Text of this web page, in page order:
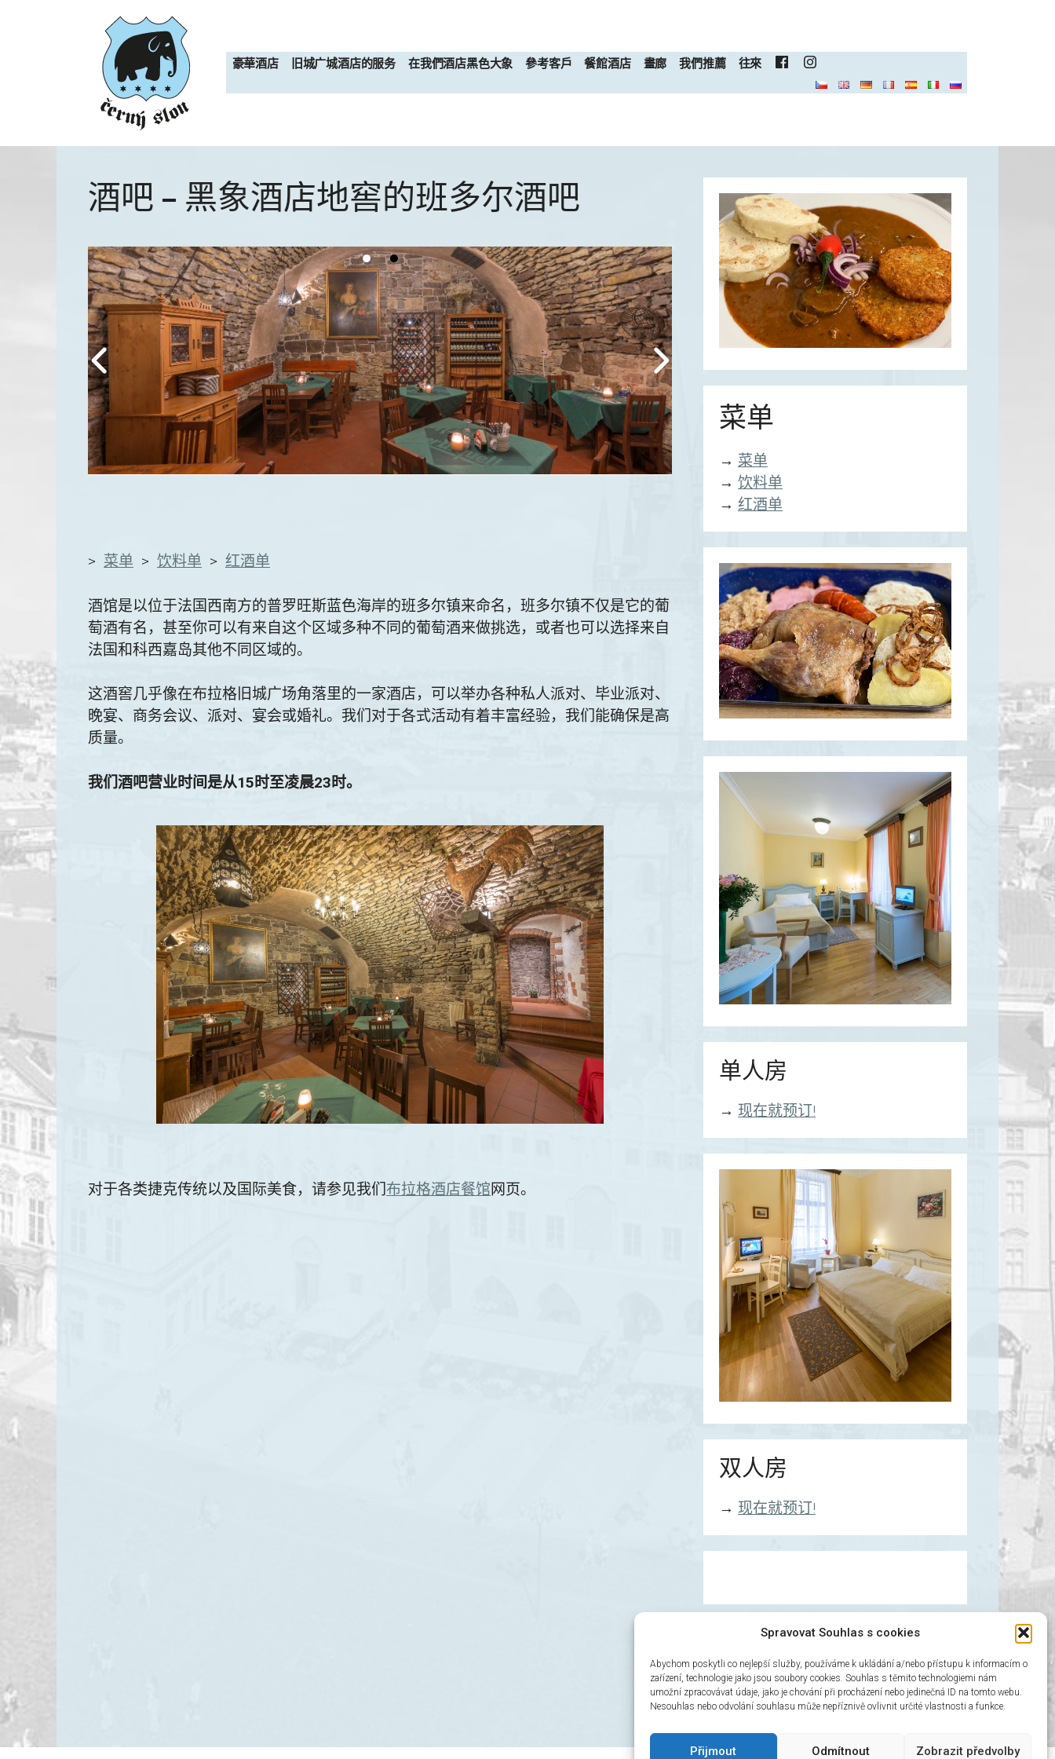
Spravovat Souhlas s cookies
Abychom poskytli co nejlepší služby, používáme k ukládání a/nebo přístupu k informacím o
zařízení, technologie jako jsou soubory cookies. Souhlas s těmito technologiemi nám
umožní zpracovávat údaje, jako je chování při procházení nebo jedinečná ID na tomto webu.
Nesouhlas nebo odvolání souhlasu může nepříznivě ovlivnit určité vlastnosti a funkce.
Přijmout Odmítnout Zobrazit předvolby
豪華酒店 旧城广城酒店的服务 在我們酒店黑色大象 參考客戶 餐館酒店 畫廊 我們推薦 往來
酒吧 – 黑象酒店地窖的班多尔酒吧
> 菜单 > 饮料单 > 红酒单
酒馆是以位于法国西南方的普罗旺斯蓝色海岸的班多尔镇来命名，班多尔镇不仅是它的葡
萄酒有名，甚至你可以有来自这个区域多种不同的葡萄酒来做挑选，或者也可以选择来自
法国和科西嘉岛其他不同区域的。
这酒窖几乎像在布拉格旧城广场角落里的一家酒店，可以举办各种私人派对、毕业派对、
晚宴、商务会议、派对、宴会或婚礼。我们对于各式活动有着丰富经验，我们能确保是高
质量。
我们酒吧营业时间是从15时至凌晨23时。
对于各类捷克传统以及国际美食，请参见我们布拉格酒店餐馆网页。
菜单
→ 菜单
→ 饮料单
→ 红酒单
单人房
→ 现在就预订!
双人房
→ 现在就预订!
三人房
→现在就预订!